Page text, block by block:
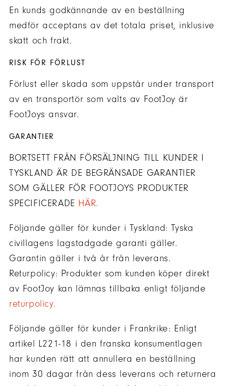
En kunds godkännande av en beställning
medför acceptans av det totala priset, inklusive
skatt och frakt.
RISK FÖR FÖRLUST
Förlust eller skada som uppstår under transport
av en transportör som valts av FootJoy är
FootJoys ansvar.
GARANTIER
BORTSETT FRÅN FÖRSÄLJNING TILL KUNDER I
TYSKLAND ÄR DE BEGRÄNSADE GARANTIER
SOM GÄLLER FÖR FOOTJOYS PRODUKTER
SPECIFICERADE HÄR.
Följande gäller för kunder i Tyskland: Tyska
civillagens lagstadgade garanti gäller.
Garantin gäller i två år från leverans.
Returpolicy: Produkter som kunden köper direkt
av FootJoy kan lämnas tillbaka enligt följande
returpolicy.
Följande gäller för kunder i Frankrike: Enligt
artikel L221-18 i den franska konsumentlagen
har kunden rätt att annullera en beställning
inom 30 dagar från dess leverans och returnera